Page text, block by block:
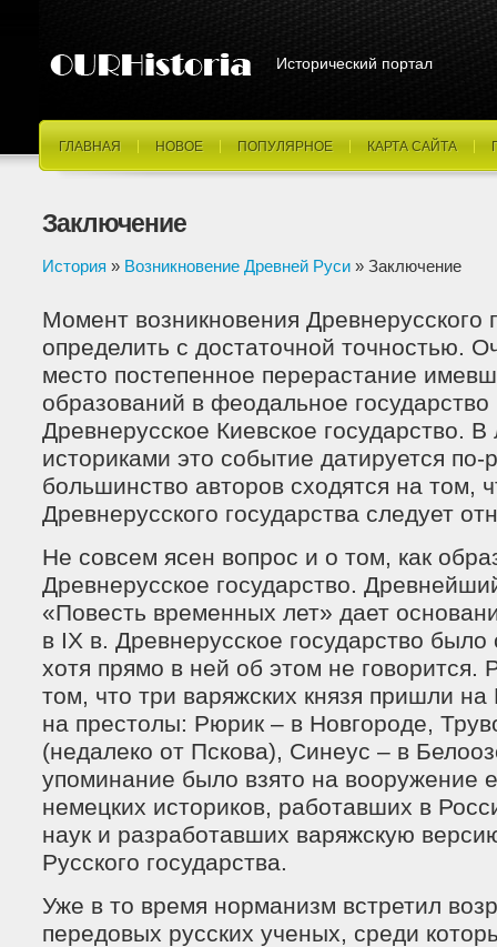
Исторический портал
ГЛАВНАЯ НОВОЕ ПОПУЛЯРНОЕ КАРТА САЙТА
Заключение
История » Возникновение Древней Руси » Заключение
Момент возникновения Древнерусского
определить с достаточной точностью.
место постепенное перерастание
образований в феодальное
Древнерусское Киевское государство.
историками это событие датируется
большинство авторов сходятся на том,
Древнерусского государства следует
Не совсем ясен вопрос и о том, как
Древнерусское государство.
«Повесть временных лет» дает
в IX в. Древнерусское государство
хотя прямо в ней об этом не говорится.
том, что три варяжских князя пришли на
на престолы: Рюрик – в Новгороде,
(недалеко от Пскова), Синеус – в
упоминание было взято на вооружение
немецких историков, работавших в
наук и разработавших варяжскую
Русского государства.
Уже в то время норманизм встретил
передовых русских ученых, среди